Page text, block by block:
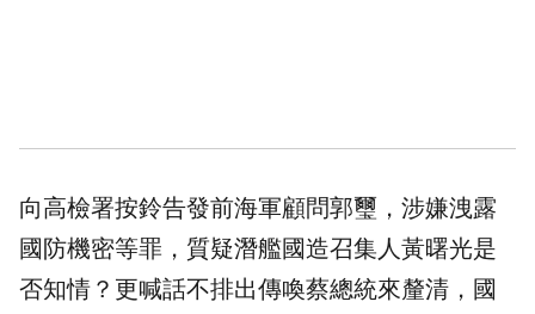
向高檢署按鈴告發前海軍顧問郭璽 ，涉嫌洩露
國防機密等罪，質疑潛艦國造召集人黃曙光是
否知情？更喊話不排出傳喚蔡總統來釐清，國